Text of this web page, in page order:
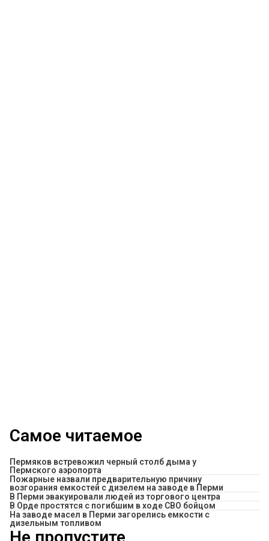
Самое читаемое
Пермяков встревожил черный столб дыма у
Пермского аэропорта
Пожарные назвали предварительную причину
возгорания емкостей с дизелем на заводе в Перми
В Перми эвакуировали людей из торгового центра
В Орде простятся с погибшим в ходе СВО бойцом
На заводе масел в Перми загорелись емкости с
дизельным топливом